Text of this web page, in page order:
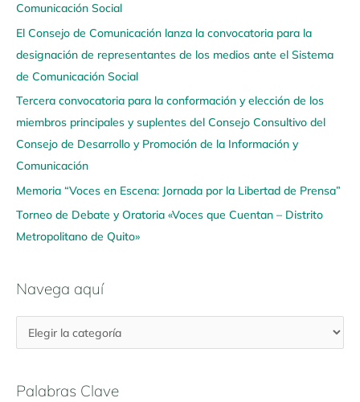
Comunicación Social
El Consejo de Comunicación lanza la convocatoria para la
designación de representantes de los medios ante el Sistema
de Comunicación Social
Tercera convocatoria para la conformación y elección de los
miembros principales y suplentes del Consejo Consultivo del
Consejo de Desarrollo y Promoción de la Información y
Comunicación
Memoria “Voces en Escena: Jornada por la Libertad de Prensa”
Torneo de Debate y Oratoria «Voces que Cuentan – Distrito
Metropolitano de Quito»
Navega aquí
g
a
a
q
u
í
Palabras Clave